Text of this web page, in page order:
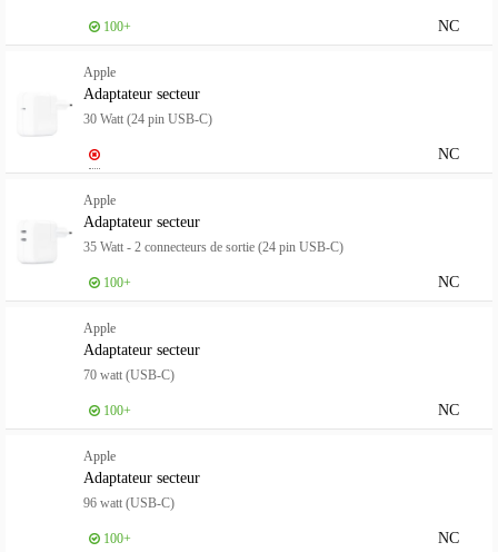
NC
100+
Apple
Adaptateur secteur
30 Watt (24 pin USB-C)
NC
Apple
Adaptateur secteur
35 Watt - 2 connecteurs de sortie (24 pin USB-C)
NC
100+
Apple
Adaptateur secteur
70 watt (USB-C)
NC
100+
Apple
Adaptateur secteur
96 watt (USB-C)
NC
100+